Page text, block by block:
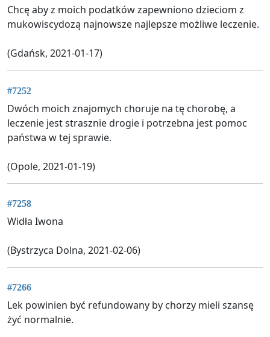
Chcę aby z moich podatków zapewniono dzieciom z
mukowiscydozą najnowsze najlepsze możliwe leczenie.
(Gdańsk, 2021-01-17)
#7252
Dwóch moich znajomych choruje na tę chorobę, a
leczenie jest strasznie drogie i potrzebna jest pomoc
państwa w tej sprawie.
(Opole, 2021-01-19)
#7258
Widła Iwona
(Bystrzyca Dolna, 2021-02-06)
#7266
Lek powinien być refundowany by chorzy mieli szansę
żyć normalnie.